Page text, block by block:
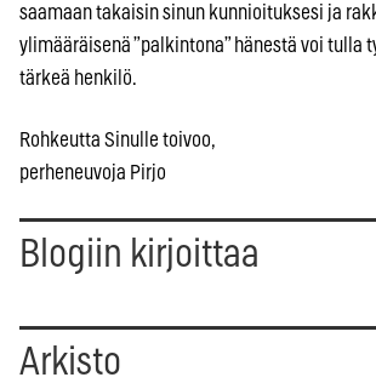
saamaan takaisin sinun kunnioituksesi ja
ylimääräisenä ”palkintona” hänestä voi tulla
tärkeä henkilö.
Rohkeutta Sinulle toivoo,
perheneuvoja Pirjo
Blogiin kirjoittaa
Arkisto